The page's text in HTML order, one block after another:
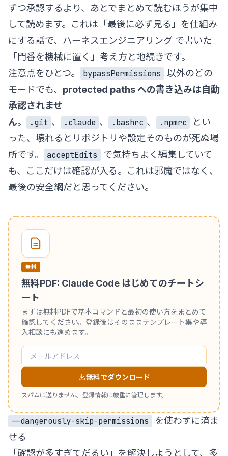
ずつ承認するより、あとでまとめて読むほうが集中
して読めます。これは「最後に必ず見る」を仕組み
にする話で、 ハーネスエンジニアリング で書いた
「門番を機械に置く」考え方と地続きです。
注意点をひとつ。
bypassPermissions
以外のどの
モードでも、 protected paths への書き込みは自動
承認されませ
ん。 .git 、 .claude 、 .bashrc 、 .npmrc
とい
った、壊れるとリポジトリや設定そのものが死ぬ場
所です。
acceptEdits
で気持ちよく編集していて
も、ここだけは確認が入る。これは邪魔ではなく、
最後の安全網だと思ってください。
無料
無料PDF: Claude Code はじめてのチートシ
ート
まずは無料PDFで基本コマンドと最初の使い方をまとめて
確認してください。登録後はそのままテンプレート集や導
入相談にも進めます。
無料でダウンロード
スパムは送りません。登録情報は厳重に管理します。
--dangerously-skip-permissions
を使わずに済ま
せる
「確認が多すぎてだるい」を解決しようとして、多